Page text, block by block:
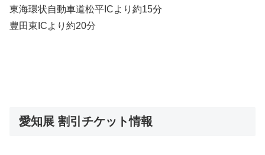
東海環状自動車道松平ICより約15分
豊田東ICより約20分
愛知展 割引チケット情報